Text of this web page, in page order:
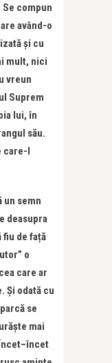
compun
având-o
și cu
mult, nici
vreun
Suprem
lui, în
său.
care-l
un semn
deasupra
fiu de față
o
care ar
Și odată cu
se
mai